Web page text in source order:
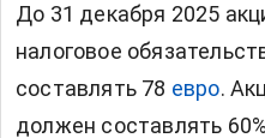
До 31 декабря 2025
налоговое
составлять 78 евро.
должен составлять